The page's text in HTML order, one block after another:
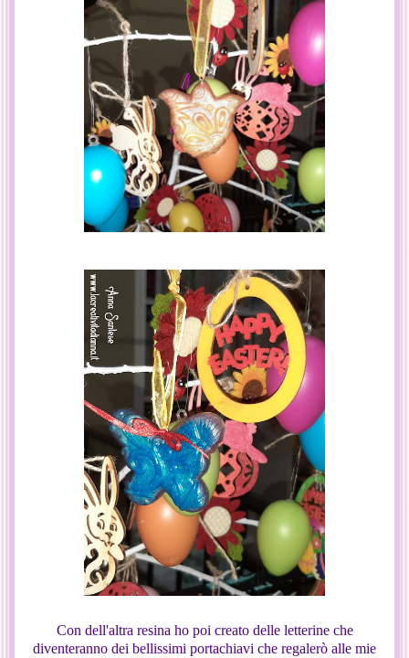
Con dell'altra resina ho poi creato delle letterine che
diventeranno dei bellissimi portachiavi che regalerò alle mie